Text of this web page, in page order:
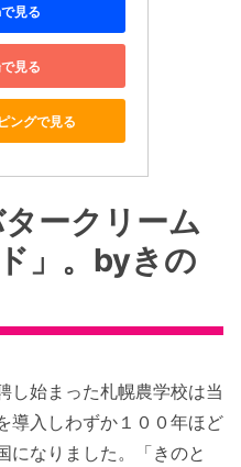
見る
見る
ングで見る
ークリーム
」。byきの
し始まった札幌農学校は当
導入しわずか１００年ほど
になりました。「きのと